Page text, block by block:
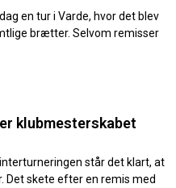
en tur i Varde, hvor det blev
brætter. Selvom remisser
klubmesterskabet
står det klart, at
Det skete efter en remis med